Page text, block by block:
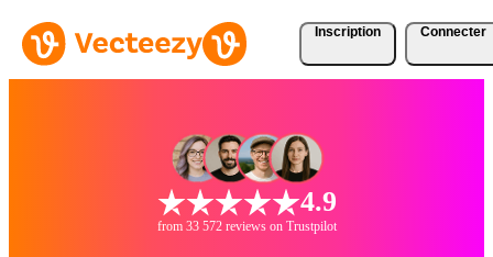
Inscription Connecter
4.9
from 33 572 reviews on Trustpilot